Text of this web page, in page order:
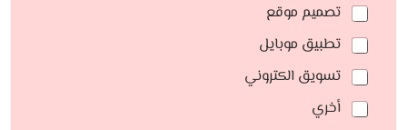
تصميم موقع
تطبيق موبايل
تسويق الكتروني
أخري